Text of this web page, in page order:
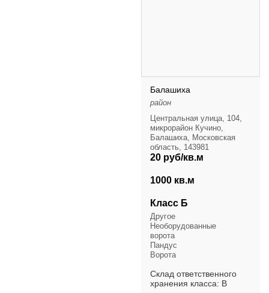
Балашиха
район
Центральная улица, 104,
микрорайон Кучино,
Балашиха, Московская
область, 143981
20 руб/кв.м
1000 кв.м
Класс Б
Другое
Необорудованные
ворота
Пандус
Ворота
Склад ответственного
хранения класса: В